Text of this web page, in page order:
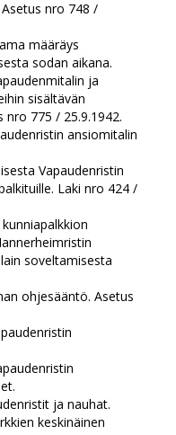
nro 748 /
määräys
sodan aikana.
ja
sisältävän
775 / 25.9.1942.
ansiomitalin
Vapaudenristin
Laki nro 424 /
soveltamisesta
ohjesääntö. Asetus
ja nauhat.
keskinäinen